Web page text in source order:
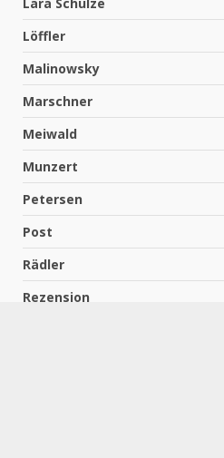
Löffler
Malinowsky
Marschner
Meiwald
Munzert
Petersen
Post
Rädler
Rezension